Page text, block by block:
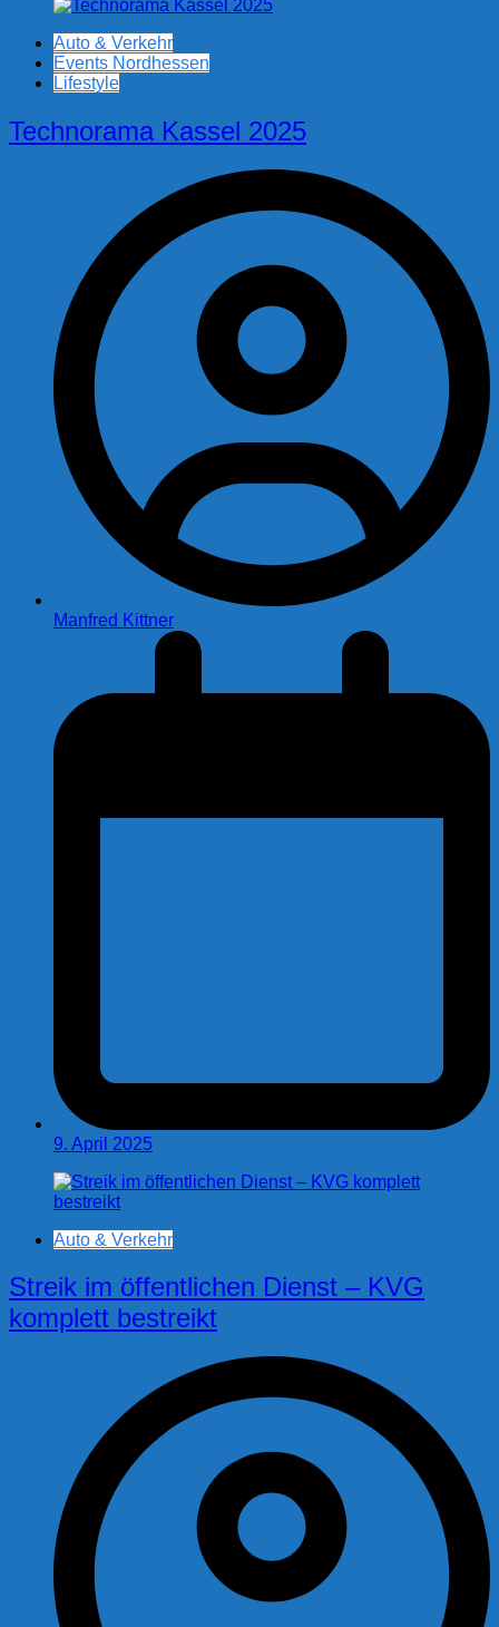
Auto & Verkehr
Events Nordhessen
Lifestyle
Technorama Kassel 2025
Manfred Kittner
9. April 2025
Auto & Verkehr
Streik im öffentlichen Dienst – KVG
komplett bestreikt